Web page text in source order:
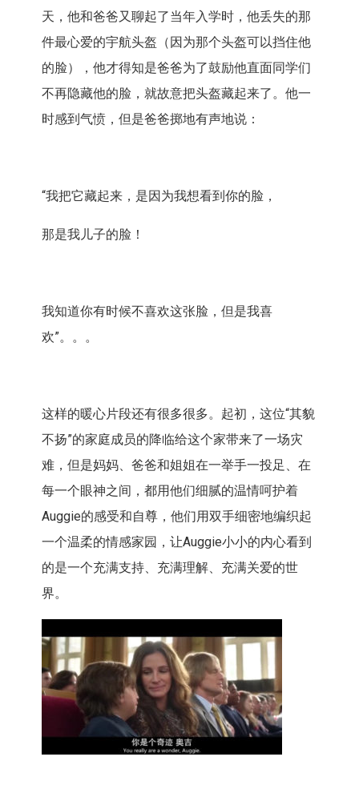
天，他和爸爸又聊起了当年入学时，他丢失的那
件最心爱的宇航头盔（因为那个头盔可以挡住他
的脸），他才得知是爸爸为了鼓励他直面同学们
不再隐藏他的脸，就故意把头盔藏起来了。他一
时感到气愤，但是爸爸掷地有声地说：
“我把它藏起来，是因为我想看到你的脸，
那是我儿子的脸！
我知道你有时候不喜欢这张脸，但是我喜
欢”。。。
这样的暖心片段还有很多很多。起初，这位“其貌
不扬”的家庭成员的降临给这个家带来了一场灾
难，但是妈妈、爸爸和姐姐在一举手一投足、在
每一个眼神之间，都用他们细腻的温情呵护着
Auggie的感受和自尊，他们用双手细密地编织起
一个温柔的情感家园，让Auggie小小的内心看到
的是一个充满支持、充满理解、充满关爱的世
界。